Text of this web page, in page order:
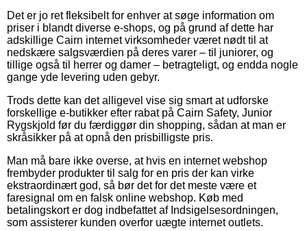
Det er jo ret fleksibelt for enhver at søge information om
priser i blandt diverse e-shops, og på grund af dette har
adskillige Cairn internet virksomheder været nødt til at
nedskære salgsværdien på deres varer – til juniorer, og
tillige også til herrer og damer – betragteligt, og endda nogle
gange yde levering uden gebyr.
Trods dette kan det alligevel vise sig smart at udforske
forskellige e-butikker efter rabat på Cairn Safety, Junior
Rygskjold før du færdiggør din shopping, sådan at man er
skråsikker på at opnå den prisbilligste pris.
Man må bare ikke overse, at hvis en internet webshop
frembyder produkter til salg for en pris der kan virke
ekstraordinært god, så bør det for det meste være et
faresignal om en falsk online webshop. Køb med
betalingskort er dog indbefattet af Indsigelsesordningen,
som assisterer kunden overfor uægte internet outlets.